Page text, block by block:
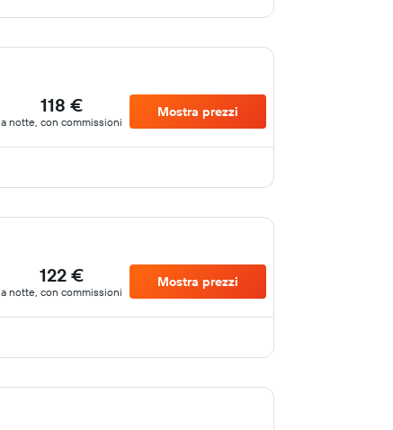
118 €
a notte, con commissioni
Mostra prezzi
122 €
a notte, con commissioni
Mostra prezzi